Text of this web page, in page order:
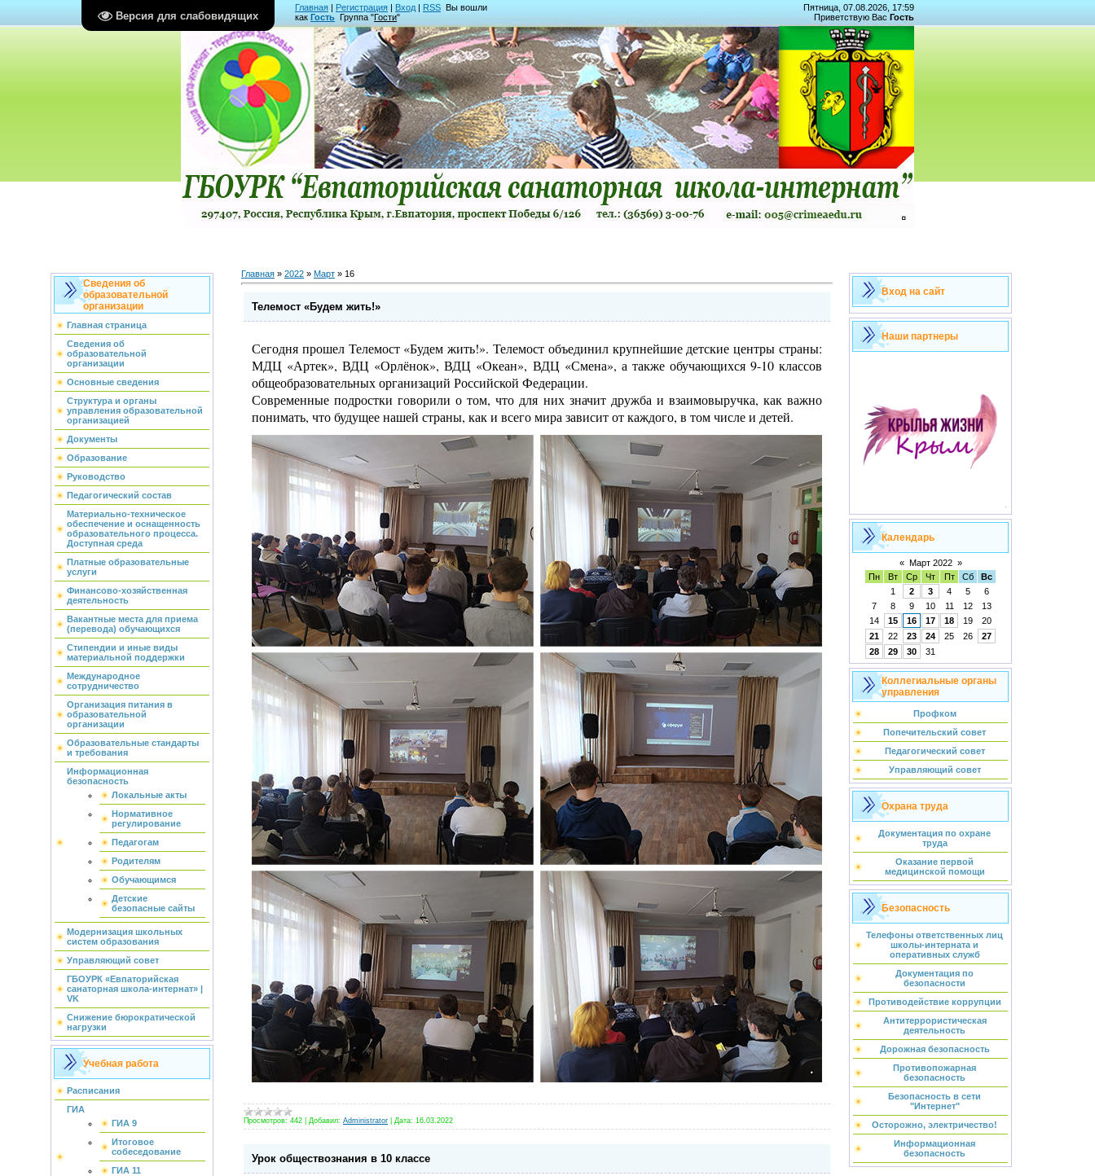
Версия для слабовидящих
Главная | Регистрация | Вход | RSS Вы вошли
как Гость Группа "Гости"
Пятница, 07.08.2026, 17:59
Приветствую Вас Гость
Сведения об
образовательной
организации
Главная страница
Сведения об
образовательной
организации
Основные сведения
Структура и органы
управления образовательной
организацией
Документы
Образование
Руководство
Педагогический состав
Материально-техническое
обеспечение и оснащенность
образовательного процесса.
Доступная среда
Платные образовательные
услуги
Финансово-хозяйственная
деятельность
Вакантные места для приема
(перевода) обучающихся
Стипендии и иные виды
материальной поддержки
Международное
сотрудничество
Организация питания в
образовательной
организации
Образовательные стандарты
и требования
Информационная
безопасность
Локальные акты
Нормативное
регулирование
Педагогам
Родителям
Обучающимся
Детские
безопасные сайты
Модернизация школьных
систем образования
Управляющий совет
ГБОУРК «Евпаторийская
санаторная школа-интернат» |
VK
Снижение бюрократической
нагрузки
Учебная работа
Расписания
ГИА
ГИА 9
Итоговое
собеседование
ГИА 11
Главная » 2022 » Март » 16
Телемост «Будем жить!»
Сегодня прошел Телемост «Будем жить!». Телемост объединил крупнейшие детские центры страны:
МДЦ «Артек», ВДЦ «Орлёнок», ВДЦ «Океан», ВДЦ «Смена», а также обучающихся 9-10 классов
общеобразовательных организаций Российской Федерации.
Современные подростки говорили о том, что для них значит дружба и взаимовыручка, как важно
понимать, что будущее нашей страны, как и всего мира зависит от каждого, в том числе и детей.
Просмотров: 442 Добавил: Administrator Дата: 16.03.2022
Урок обществознания в 10 классе
Вход на сайт
Наши партнеры
Календарь
« Март 2022 »
Пн
Вт Ср Чт Пт Сб
Вс
1
2 3 4 5
6
7
8 9 10 11 12
13
14
15 16 17 18 19
20
21
22 23 24 25 26
27
28
29 30 31
Коллегиальные органы
управления
Профком
Попечительский совет
Педагогический совет
Управляющий совет
Охрана труда
Документация по охране
труда
Оказание первой
медицинской помощи
Безопасность
Телефоны ответственных лиц
школы-интерната и
оперативных служб
Документация по
безопасности
Противодействие коррупции
Антитеррористическая
деятельность
Дорожная безопасность
Противопожарная
безопасность
Безопасность в сети
"Интернет"
Осторожно, электричество!
Информационная
безопасность